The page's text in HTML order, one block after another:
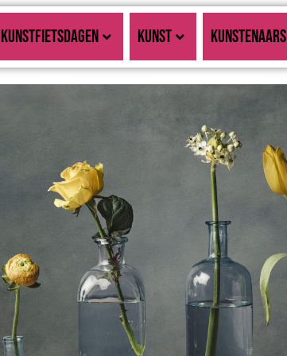
KUNSTFIETSDAGEN KUNST KUNSTENAARS